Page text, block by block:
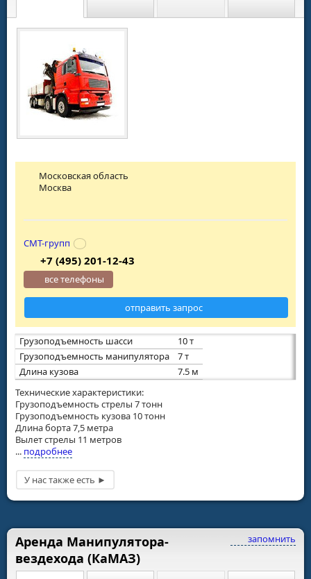
Грузоподъемность шасси
10 т
Грузоподъемность манипулятора
7 т
Длина кузова
7.5 м
Технические характеристики:
Грузоподъемность стрелы 7 тонн
Грузоподъемность кузова 10 тонн
Длина борта 7,5 метра
Вылет стрелы 11 метров
... подробнее
Московская область
Москва
СМТ-групп
+7 (495) 201-12-43
все телефоны
отправить запрос
запомнить
Аренда Манипулятора-
вездехода (КаМАЗ)